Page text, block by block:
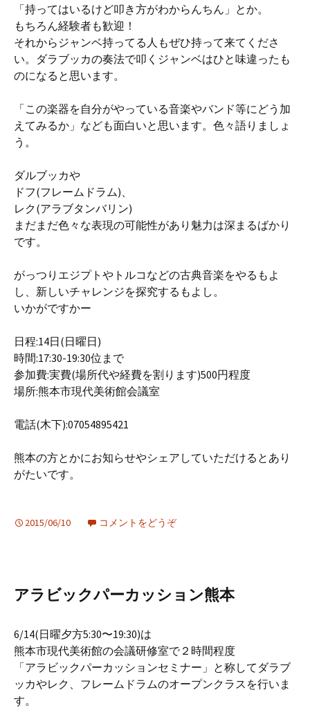
「持ってはいるけど叩き方がわからんちん」とか。
もちろん経験者も歓迎！
それからジャンベ持ってる人もぜひ持って来てくださ
い。ダラブッカの奏法で叩くジャンベはひと味違ったも
のになると思います。
「この楽器を自分がやっている音楽やバンド等にどう加
えてみるか」なども面白いと思います。色々語りましょ
う。
ダルブッカや
ドフ(フレームドラム)、
レク(アラブタンバリン)
まだまだ色々な表現の可能性があり魅力は深まるばかり
です。
がっつりエジプトやトルコなどの古典音楽をやるもよ
し、新しいチャレンジを探究するもよし。
いかがですかー
日程:14日(日曜日)
時間:17:30-19:30位まで
参加費:実費(場所代や経費を割ります)500円程度
場所:熊本市現代美術館会議室
電話(木下):07054895421
熊本の方とかにお知らせやシェアしていただけるとあり
がたいです。
2015/06/10 コメントをどうぞ
アラビックパーカッション熊本
6/14(日曜夕方5:30〜19:30)は
熊本市現代美術館の会議研修室で２時間程度
「アラビックパーカッションセミナー」と称してダラブ
ッカやレク、フレームドラムのオープンクラスを行いま
す。